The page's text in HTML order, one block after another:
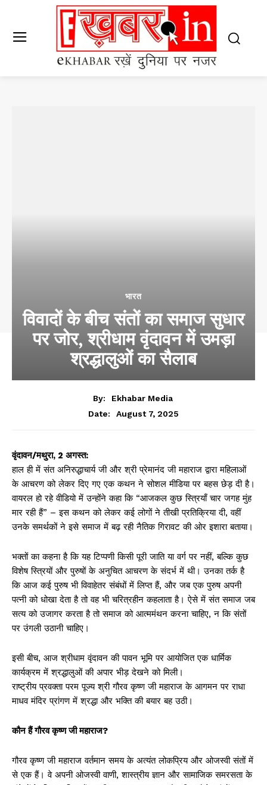
भारत
विवादों के बीच संतों का समाज सुधार
पर जोर, श्रीधाम वृंदावन में उमड़ा
श्रद्धालुओं का सैलाब
By:
Ekhabar Media
Date:
August 7, 2025
वृंदावन/मथुरा, 2 अगस्त:
हाल ही में संत अनिरुद्धाचार्य जी और श्री प्रेमानंद जी महाराज द्वारा महिलाओं
के आचरण को लेकर दिए गए एक कथन ने सोशल मीडिया पर बहस छेड़ दी है।
वायरल हो रहे वीडियो में उन्होंने कहा कि “आजकल कुछ स्त्रियाँ चार जगह मुंह
मार रही हैं” – इस कथन को लेकर कई लोगों ने तीखी प्रतिक्रिया दी, वहीं
उनके समर्थकों ने इसे समाज में बढ़ रही नैतिक गिरावट की ओर इशारा बताया।
भक्तों का कहना है कि यह टिप्पणी किसी पूरी जाति या वर्ग पर नहीं, बल्कि कुछ
विशेष स्त्रियों और पुरुषों के अनुचित आचरण के संदर्भ में थी। उनका तर्क है
कि आज कई पुरुष भी विवाहेतर संबंधों में लिप्त हैं, और जब एक पुरुष अपनी
पत्नी को धोखा देता है तो वह भी चरित्रहीन कहलाता है। ऐसे में संत समाज जब
सत्य को उजागर करता है तो समाज को आत्ममंथन करना चाहिए, न कि संतों
पर उंगली उठानी चाहिए।
इसी बीच, आज श्रीधाम वृंदावन की पावन भूमि पर आयोजित एक धार्मिक
कार्यक्रम में श्रद्धालुओं की अपार भीड़ देखने को मिली।
राष्ट्रीय प्रवक्ता परम पूज्य श्री गौरव कृष्ण जी महाराज के आगमन पर राधा
माधव मंदिर प्रांगण में श्रद्धा और भक्ति की बयार बह उठी।
कौन हैं गौरव कृष्ण जी महाराज?
गौरव कृष्ण जी महाराज वर्तमान समय के अत्यंत लोकप्रिय और ओजस्वी संतों में
से एक हैं। वे अपनी ओजस्वी वाणी, शास्त्रीय ज्ञान और सामाजिक समरसता के